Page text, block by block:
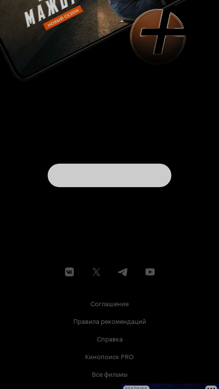
Соглашение
Правила рекомендаций
Справка
Кинопоиск PRO
Все фильмы